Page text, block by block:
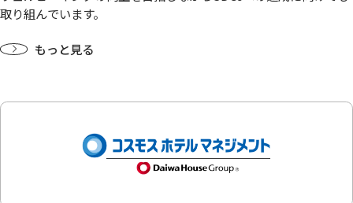
取り組んでいます。
もっと見る